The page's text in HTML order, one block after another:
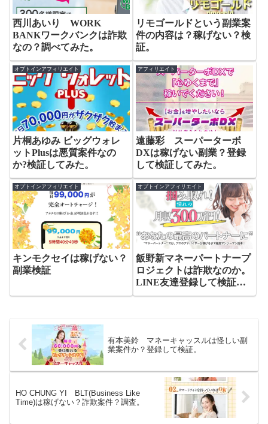
西川あいり WORK
BANKワークバンクは詐欺
なの？調べてみた。
リモゴールドという副業案
件の内容は？稼げない？検
証。
オプトインアフィリエイト
片桐あゆみ ビッグウォレ
ットPlusは悪質案件なの
か?検証してみた。
アフィリエイト
遠藤彩 スーパーターボ
DXは稼げない副業？登録
して検証してみた。
オプトインアフィリエイト
キンモクセイは稼げない？
副業検証
オプトインアフィリエイト
飯野新マネーパートナープ
ロジェクトは詐欺なのか。
LINE友達登録して検証し
てみた。
有本美鈴 マネーキャッスルは怪しい副
業案件か？登録して検証。
HO CHUNG YI BLT(Business Like
Time)は稼げない？詐欺案件？調査。